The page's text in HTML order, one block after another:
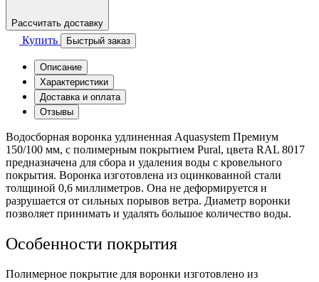
Рассчитать доставку
Купить Быстрый заказ
Описание
Характеристики
Доставка и оплата
Отзывы
Водосборная воронка удлиненная Aquasystem Премиум
150/100 мм, с полимерным покрытием Pural, цвета RAL 8017
предназначена для сбора и удаления воды с кровельного
покрытия. Воронка изготовлена из оцинкованной стали
толщиной 0,6 миллиметров. Она не деформируется и
разрушается от сильных порывов ветра. Диаметр воронки
позволяет принимать и удалять большое количество воды.
Особенности покрытия
Полимерное покрытие для воронки изготовлено из